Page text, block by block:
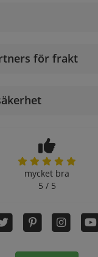
för frakt
mycket bra
5 / 5